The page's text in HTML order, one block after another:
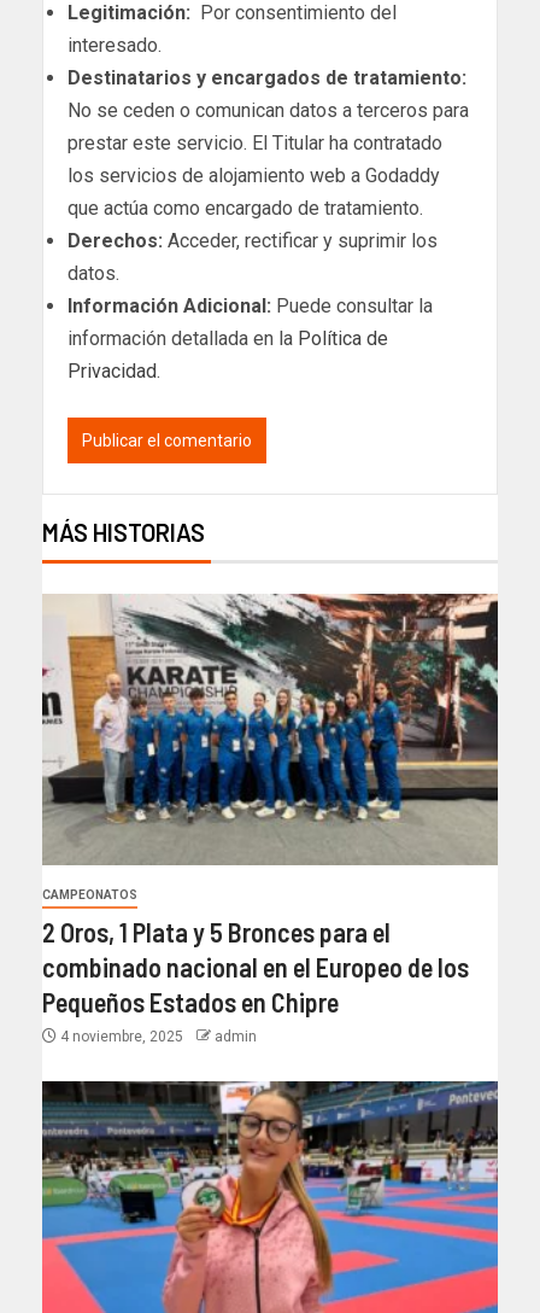
Legitimación: Por consentimiento del
interesado.
Destinatarios y encargados de tratamiento:
No se ceden o comunican datos a terceros para
prestar este servicio. El Titular ha contratado
los servicios de alojamiento web a Godaddy
que actúa como encargado de tratamiento.
Derechos: Acceder, rectificar y suprimir los
datos.
Información Adicional: Puede consultar la
información detallada en la Política de
Privacidad.
MÁS HISTORIAS
CAMPEONATOS
2 Oros, 1 Plata y 5 Bronces para el
combinado nacional en el Europeo de los
Pequeños Estados en Chipre
4 noviembre, 2025 admin